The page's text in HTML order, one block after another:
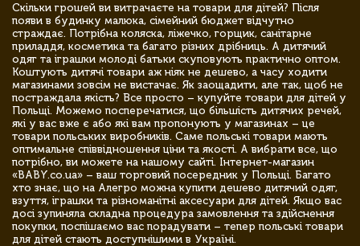
Скільки грошей ви витрачаєте на товари для дітей? Після
появи в будинку малюка, сімейний бюджет відчутно
страждає. Потрібна коляска, ліжечко, горщик, санітарне
приладдя, косметика та багато різних дрібниць. А дитячий
одяг та іграшки молоді батьки скуповують практично оптом.
Коштують дитячі товари аж ніяк не дешево, а часу ходити
магазинами зовсім не вистачає. Як заощадити, але так, щоб не
постраждала якість? Все просто – купуйте товари для дітей у
Польщі. Можемо посперечатися, що більшість дитячих речей,
які у вас вже є або які вам пропонують у магазинах – це
товари польських виробників. Саме польські товари мають
оптимальне співвідношення ціни та якості. А вибрати все, що
потрібно, ви можете на нашому сайті. Інтернет-магазин
«BABY.co.ua» – ваш торговий посередник у Польщі. Багато
хто знає, що на Алегро можна купити дешево дитячий одяг,
взуття, іграшки та різноманітні аксесуари для дітей. Якщо вас
досі зупиняла складна процедура замовлення та здійснення
покупки, поспішаємо вас порадувати – тепер польські товари
для дітей стають доступнішими в Україні.